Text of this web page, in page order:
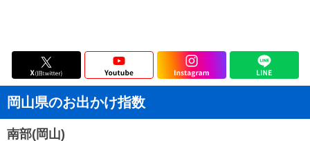
岡山県のお出かけ指数
南部(岡山)